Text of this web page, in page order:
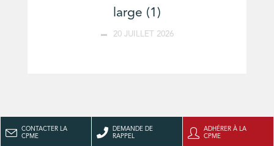
large (1)
20 JUILLET 2026
CONTACTER LA
CPME
DEMANDE DE
RAPPEL
ADHÉRER À LA
CPME